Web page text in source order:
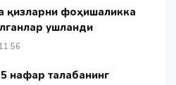
қизларни фоҳишаликка
ушланди
нафар талабанинг